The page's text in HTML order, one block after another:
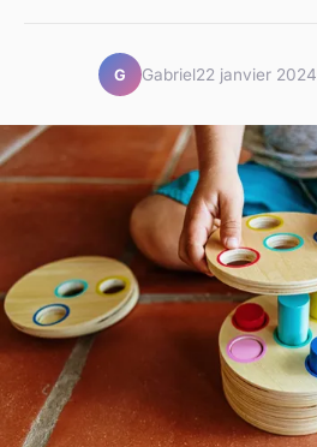
G Gabriel22 janvier 2024